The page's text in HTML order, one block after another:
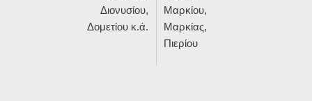
Διονυσίου,
Δομετίου κ.ά.
Μαρκίου,
Μαρκίας,
Πιερίου